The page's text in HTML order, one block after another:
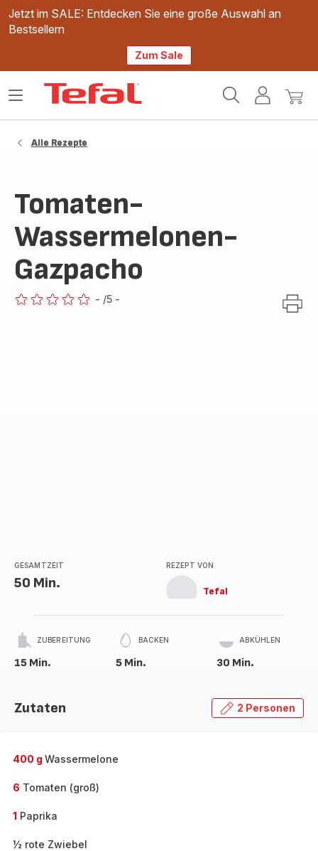
Jetzt im SALE: Entdecken Sie eine große Auswahl an
Bestsellern
Zum Sale
Mein
Mein
Das
Alle Rezepte
Tomaten-
Wassermelonen-
Gazpacho
- /5 -
GESAMTZEIT
50 Min.
REZEPT VON
Tefal
ZUBEREITUNG
15 Min.
BACKEN
5 Min.
ABKÜHLEN
30 Min.
Zutaten 2 Personen
400 g Wassermelone
6 Tomaten (groß)
1 Paprika
½ rote Zwiebel